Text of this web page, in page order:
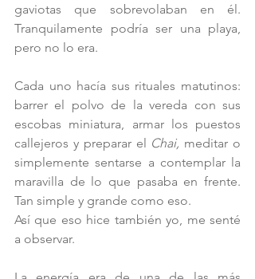
gaviotas que sobrevolaban en él.
Tranquilamente podría ser una playa,
pero no lo era.
Cada uno hacía sus rituales matutinos:
barrer el polvo de la vereda con sus
escobas miniatura, armar los puestos
callejeros y preparar el Chai, meditar o
simplemente sentarse a contemplar la
maravilla de lo que pasaba en frente.
Tan simple y grande como eso.
Así que eso hice también yo, me senté
a observar.